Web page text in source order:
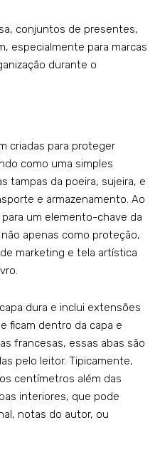
conjuntos de presentes,
especialmente para marcas
durante o
criadas para proteger
como uma simples
tampas da poeira, sujeira, e
e armazenamento. Ao
um elemento-chave da
apenas como proteção,
marketing e tela artística
dura e inclui extensões
ficam dentro da capa e
francesas, essas abas são
pelo leitor. Tipicamente,
centímetros além das
interiores, que pode
notas do autor, ou